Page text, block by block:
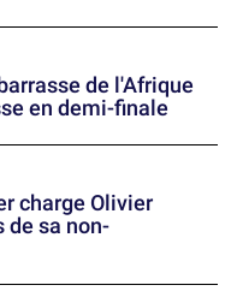
de l'Afrique
en demi-finale
charge Olivier
de sa non-